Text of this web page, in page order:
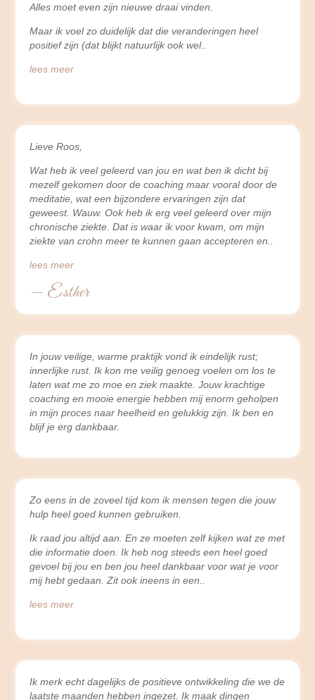
Alles moet even zijn nieuwe draai vinden.
Maar ik voel zo duidelijk dat die veranderingen heel
positief zijn (dat blijkt natuurlijk ook wel
lees meer
Lieve Roos,
Wat heb ik veel geleerd van jou en wat ben ik dicht bij
mezelf gekomen door de coaching maar vooral door de
meditatie, wat een bijzondere ervaringen zijn dat
geweest. Wauw. Ook heb ik erg veel geleerd over mijn
chronische ziekte. Dat is waar ik voor kwam, om mijn
ziekte van crohn meer te kunnen gaan accepteren en
lees meer
— Esther
In jouw veilige, warme praktijk vond ik eindelijk rust;
innerlijke rust. Ik kon me veilig genoeg voelen om los te
laten wat me zo moe en ziek maakte. Jouw krachtige
coaching en mooie energie hebben mij enorm geholpen
in mijn proces naar heelheid en gelukkig zijn. Ik ben en
blijf je erg dankbaar.
Zo eens in de zoveel tijd kom ik mensen tegen die jouw
hulp heel goed kunnen gebruiken.
Ik raad jou altijd aan. En ze moeten zelf kijken wat ze met
die informatie doen. Ik heb nog steeds een heel goed
gevoel bij jou en ben jou heel dankbaar voor wat je voor
mij hebt gedaan. Zit ook ineens in een
lees meer
Ik merk echt dagelijks de positieve ontwikkeling die we de
laatste maanden hebben ingezet. Ik maak dingen